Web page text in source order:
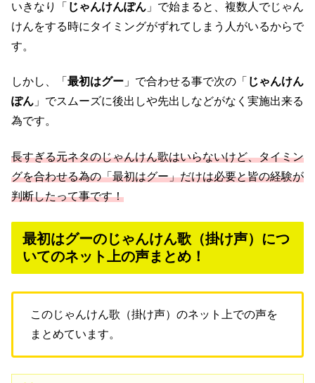
いきなり「 じゃんけんぽん 」で始まると、複数人でじゃん
けんをする時にタイミングがずれてしまう人がいるからで
す。
しかし、「 最初はグー 」で合わせる事で次の「 じゃんけん
ぽん 」でスムーズに後出しや先出しなどがなく実施出来る
為です。
長すぎる元ネタのじゃんけん歌はいらないけど、タイミン
グを合わせる為の「最初はグー」だけは必要と皆の経験が
判断したって事です！
最初はグーのじゃんけん歌（掛け声）につ
いてのネット上の声まとめ！
このじゃんけん歌（掛け声）のネット上での声を
まとめています。